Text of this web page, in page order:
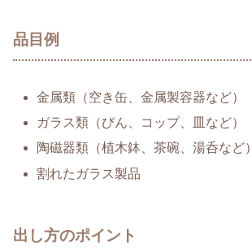
品目例
金属類（空き缶、金属製容器など）
ガラス類（びん、コップ、皿など）
陶磁器類（植木鉢、茶碗、湯呑など）
割れたガラス製品
出し方のポイント